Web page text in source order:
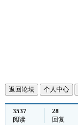
返回论坛 个人中心
3537
阅读
28
回复